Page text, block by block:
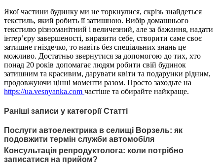
Якої частини будинку ми не торкнулися, скрізь знайдеться
текстиль, який робить її затишною. Вибір домашнього
текстилю різноманітний і величезний, але за бажання, надати
інтер’єру завершеності, виразити себе, створити саме своє
затишне гніздечко, то навіть без спеціальних знань це
можливо. Достатньо звернутися за допомогою до тих, хто
понад 20 років допомагає людям робити свій будинок
затишним та красивим, дарувати квіти та подарунки рідним,
продовжуючи цінні моменти разом. Просто заходьте на
https://ua.vesnyanka.com частіше та обирайте найкраще.
Раніші записи у категорії Статті
Послуги автоелектрика в селищі Ворзель: як
подовжити термін служби автомобіля
Консультація репродуктолога: коли потрібно
записатися на прийом?